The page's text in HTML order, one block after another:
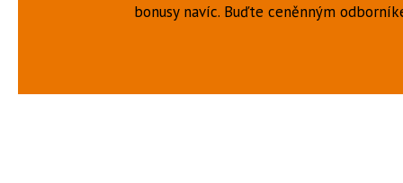
bonusy navíc. Buďte ceněnným